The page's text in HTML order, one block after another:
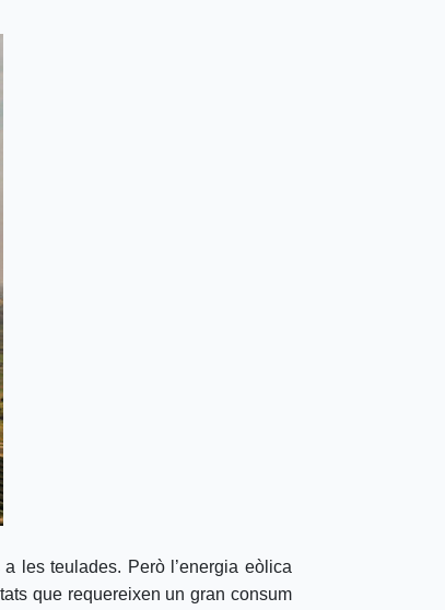
les teulades. Però l’energia eòlica
que requereixen un gran consum